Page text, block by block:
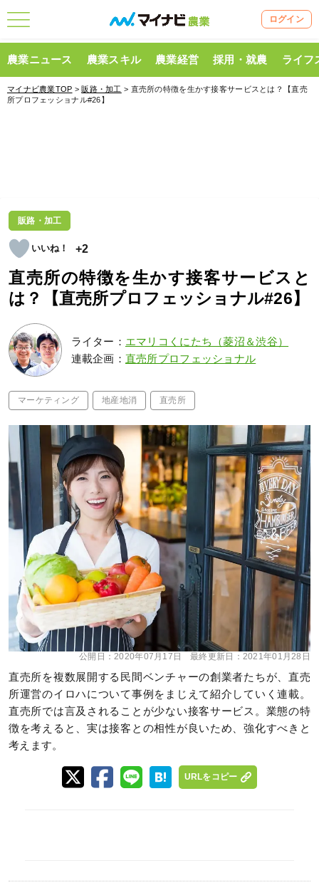
ログイン
農業ニュース 農業スキル 農業経営 採用・就農 ライフ
マイナビ農業TOP >販路・加工 > 直売所の特徴を生かす接客サービスとは？【直売
所プロフェッショナル#26】
販路・加工
+2
直売所の特徴を生かす接客サービスと
は？【直売所プロフェッショナル#26】
ライター： エマリコくにたち（菱沼＆渋谷）
連載企画： 直売所プロフェッショナル
マーケティング 地産地消 直売所
公開日：2020年07月17日 最終更新日： 2021年01月28日
直売所を複数展開する民間ベンチャーの創業者たちが、直売
所運営のイロハについて事例をまじえて紹介していく連載。
直売所では言及されることが少ない接客サービス。業態の特
徴を考えると、実は接客との相性が良いため、強化すべきと
考えます。
URLをコピー